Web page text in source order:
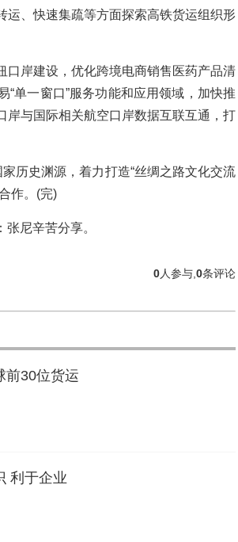
、快速集疏等方面探索高铁货运组织形
岸建设，优化跨境电商销售医药产品清
单一窗口”服务功能和应用领域，加快推
与国际相关航空口岸数据互联互通，打
历史渊源，着力打造“丝绸之路文化交流
作。(完)
尼辛苦分享。
0条评论
0人参与,
前30位货运
利于企业